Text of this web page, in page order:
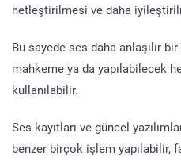
netleştirilmesi ve daha
Bu sayede ses daha anlaşılır
mahkeme ya da yapılabilecek
kullanılabilir.
Ses kayıtları ve güncel
benzer birçok işlem yapılabilir,